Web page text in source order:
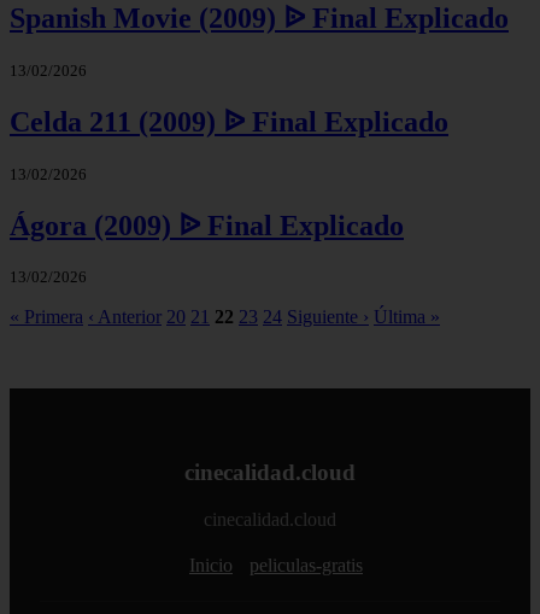
Spanish Movie (2009) ᐉ Final Explicado
13/02/2026
Celda 211 (2009) ᐉ Final Explicado
13/02/2026
Ágora (2009) ᐉ Final Explicado
13/02/2026
« Primera ‹ Anterior 20 21 22 23 24 Siguiente › Última »
cinecalidad.cloud
cinecalidad.cloud
Inicio peliculas-gratis